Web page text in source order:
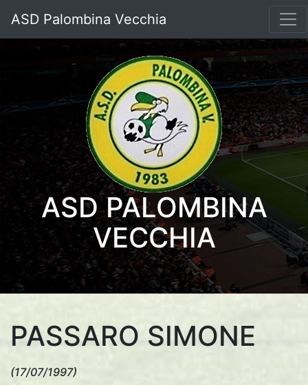
ASD Palombina Vecchia
ASD PALOMBINA
VECCHIA
PASSARO SIMONE
(17/07/1997)